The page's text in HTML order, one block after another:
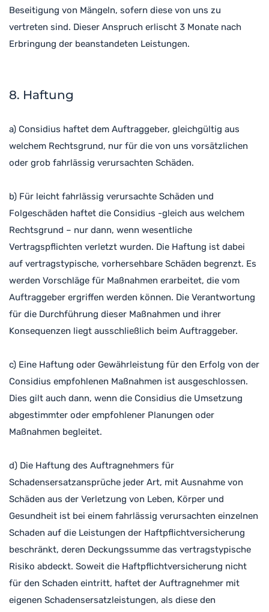
Beseitigung von Mängeln, sofern diese von uns zu
vertreten sind. Dieser Anspruch erlischt 3 Monate nach
Erbringung der beanstandeten Leistungen.
8. Haftung
a) Considius haftet dem Auftraggeber, gleichgültig aus
welchem Rechtsgrund, nur für die von uns vorsätzlichen
oder grob fahrlässig verursachten Schäden.
b) Für leicht fahrlässig verursachte Schäden und
Folgeschäden haftet die Considius -gleich aus welchem
Rechtsgrund – nur dann, wenn wesentliche
Vertragspflichten verletzt wurden. Die Haftung ist dabei
auf vertragstypische, vorhersehbare Schäden begrenzt. Es
werden Vorschläge für Maßnahmen erarbeitet, die vom
Auftraggeber ergriffen werden können. Die Verantwortung
für die Durchführung dieser Maßnahmen und ihrer
Konsequenzen liegt ausschließlich beim Auftraggeber.
c) Eine Haftung oder Gewährleistung für den Erfolg von der
Considius empfohlenen Maßnahmen ist ausgeschlossen.
Dies gilt auch dann, wenn die Considius die Umsetzung
abgestimmter oder empfohlener Planungen oder
Maßnahmen begleitet.
d) Die Haftung des Auftragnehmers für
Schadensersatzansprüche jeder Art, mit Ausnahme von
Schäden aus der Verletzung von Leben, Körper und
Gesundheit ist bei einem fahrlässig verursachten einzelnen
Schaden auf die Leistungen der Haftpflichtversicherung
beschränkt, deren Deckungssumme das vertragstypische
Risiko abdeckt. Soweit die Haftpflichtversicherung nicht
für den Schaden eintritt, haftet der Auftragnehmer mit
eigenen Schadensersatzleistungen, als diese den